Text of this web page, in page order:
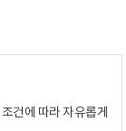
조건에 따라 자유롭게